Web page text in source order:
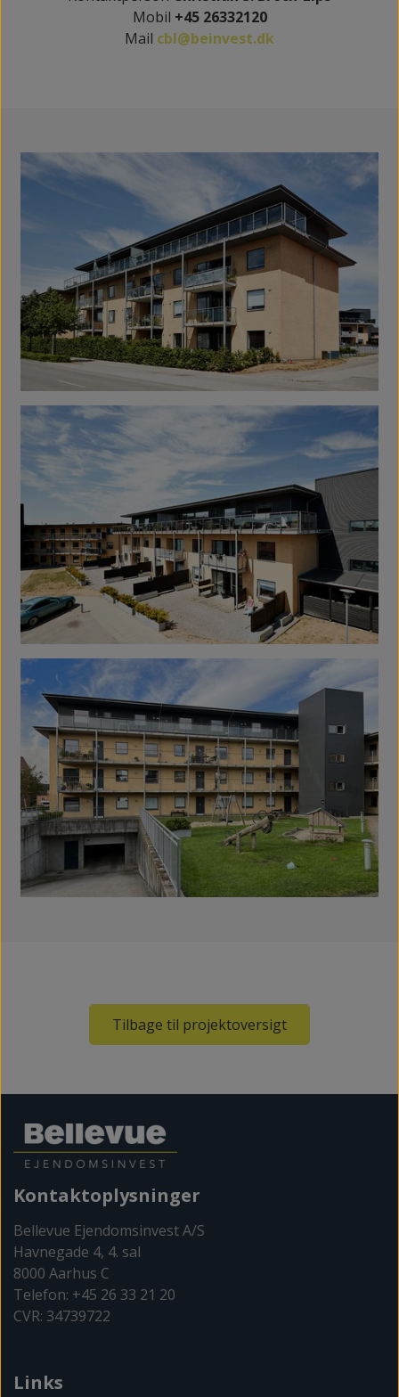
Mobil +45 26332120
Mail cbl@beinvest.dk
Tilbage til projektoversigt
Kontaktoplysninger
Bellevue Ejendomsinvest A/S
Havnegade 4, 4. sal
8000 Aarhus C
Telefon: +45 26 33 21 20
CVR: 34739722
Links